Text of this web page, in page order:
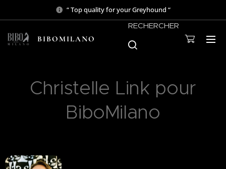
“ Top quality for your Greyhound “
BIBOMILANO
RECHERCHER
Christelle Link pour
BiboMilano